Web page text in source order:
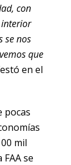
con
interior
se nos
que
en el
pocas
mil
se